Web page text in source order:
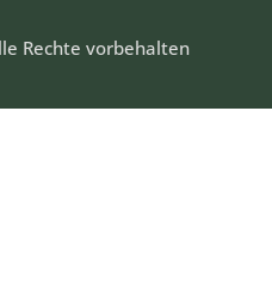
Rechte vorbehalten